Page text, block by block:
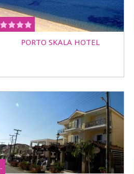
PORTO SKALA HOTEL
-